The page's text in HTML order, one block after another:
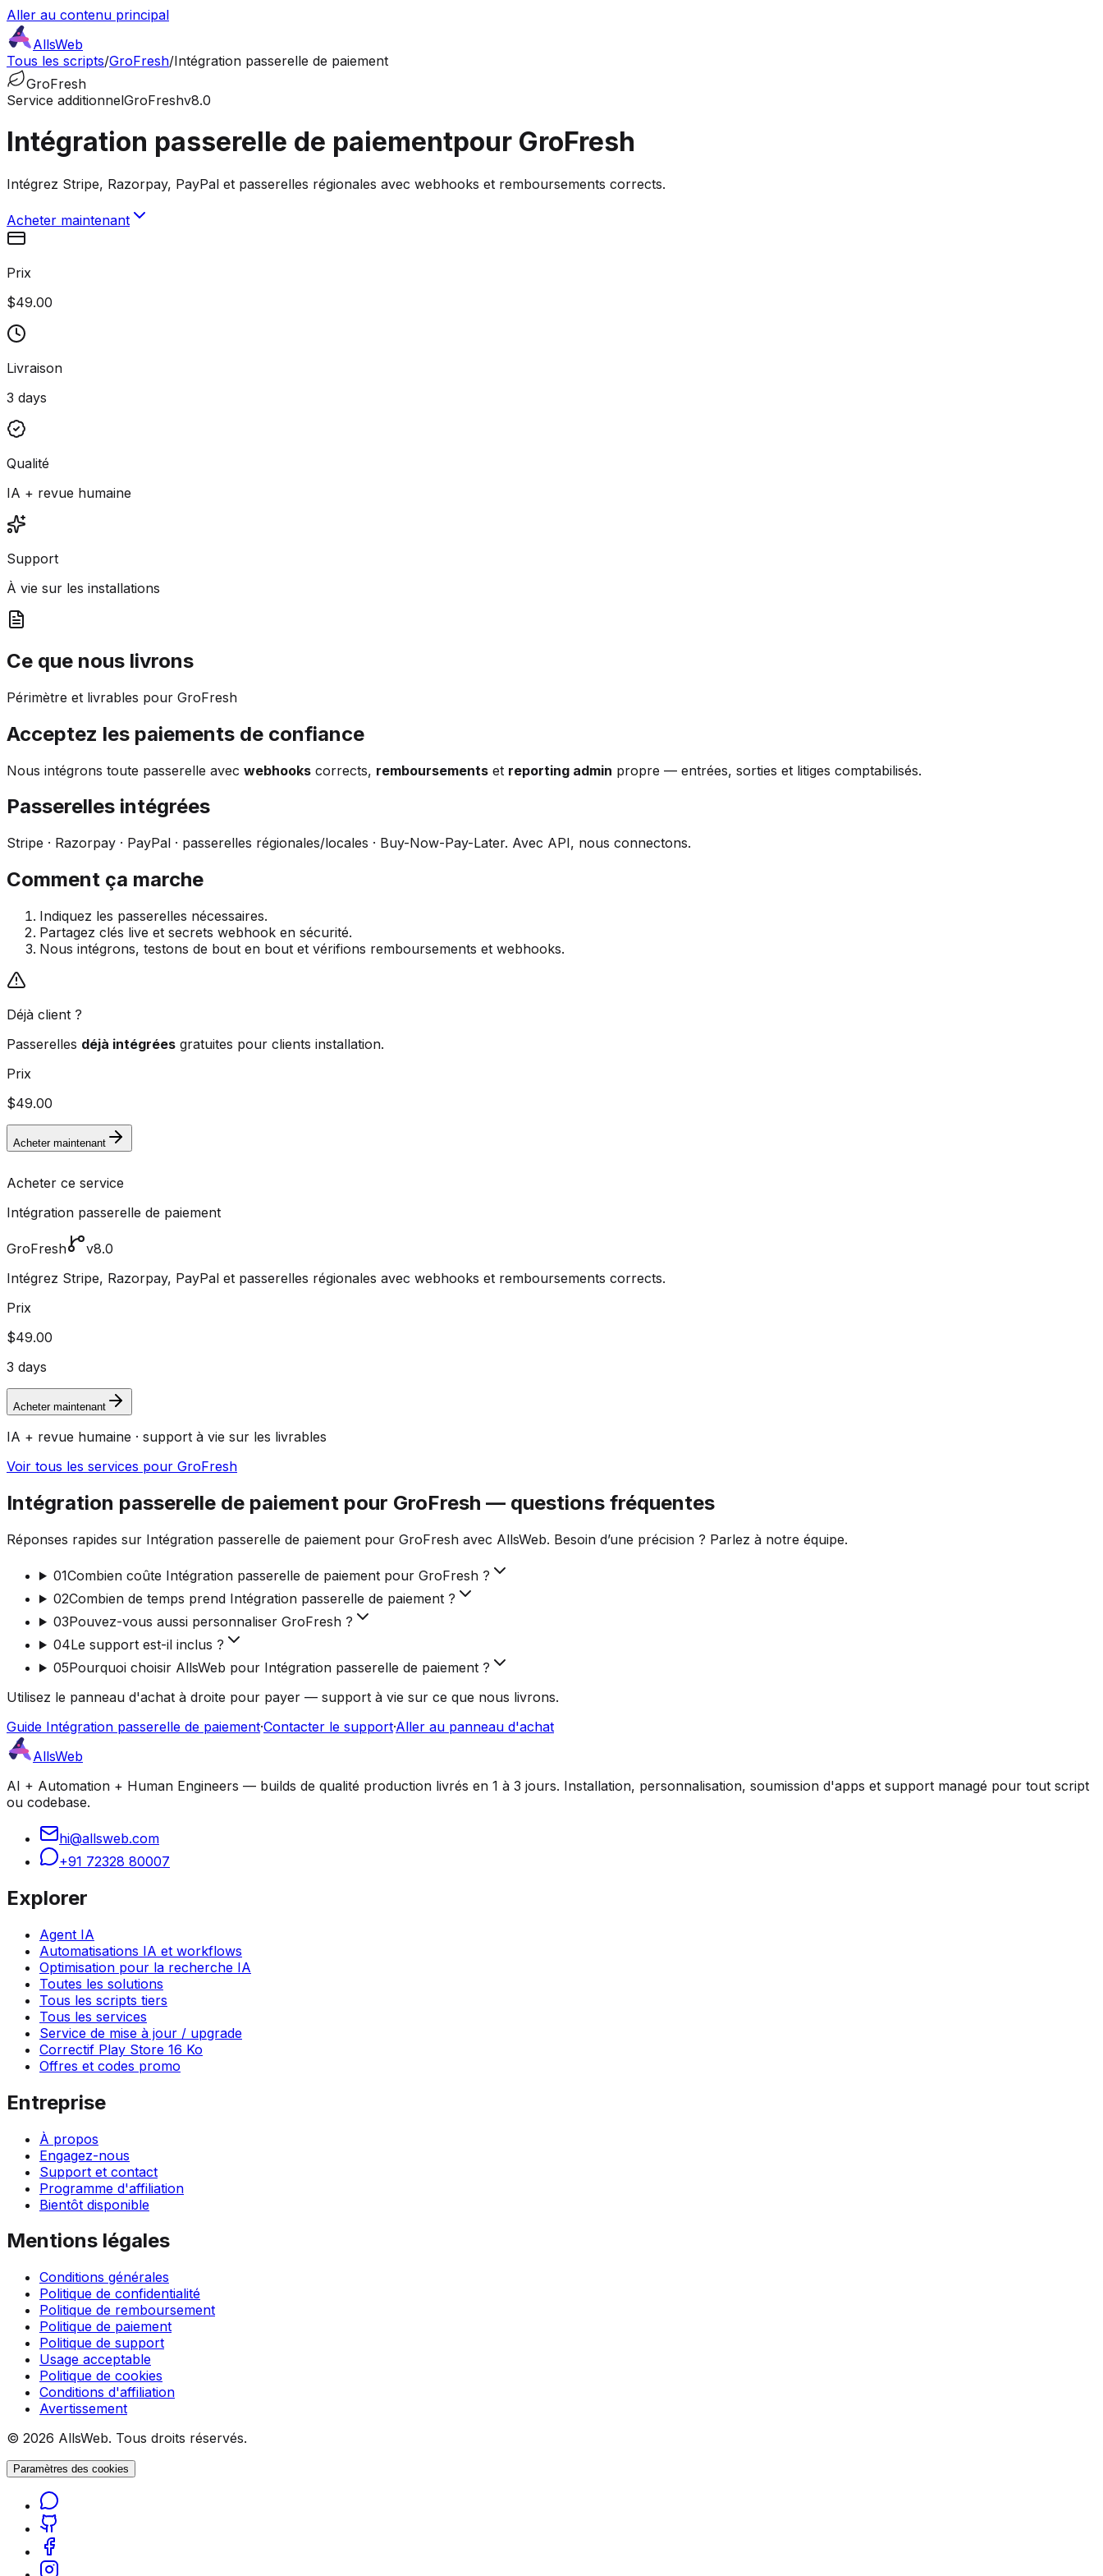
Aller au contenu principal
AllsWeb
Tous les scripts/GroFresh/Intégration passerelle de paiement
GroFresh
Service additionnelGroFreshv8.0
Intégration passerelle de paiementpour GroFresh
Intégrez Stripe, Razorpay, PayPal et passerelles régionales avec webhooks et remboursements corrects.
Acheter maintenant
Prix
$49.00
Livraison
3 days
Qualité
IA + revue humaine
Support
À vie sur les installations
Ce que nous livrons
Périmètre et livrables pour GroFresh
Acceptez les paiements de confiance
Nous intégrons toute passerelle avec webhooks corrects, remboursements et reporting admin propre — entrées, sorties et litiges comptabilisés.
Passerelles intégrées
Stripe · Razorpay · PayPal · passerelles régionales/locales · Buy-Now-Pay-Later. Avec API, nous connectons.
Comment ça marche
Indiquez les passerelles nécessaires.
Partagez clés live et secrets webhook en sécurité.
Nous intégrons, testons de bout en bout et vérifions remboursements et webhooks.
Déjà client ?
Passerelles déjà intégrées gratuites pour clients installation.
Prix
$49.00
Acheter maintenant
Acheter ce service
Intégration passerelle de paiement
GroFresh
v8.0
Intégrez Stripe, Razorpay, PayPal et passerelles régionales avec webhooks et remboursements corrects.
Prix
$49.00
3 days
Acheter maintenant
IA + revue humaine · support à vie sur les livrables
Voir tous les services pour GroFresh
Intégration passerelle de paiement pour GroFresh — questions fréquentes
Réponses rapides sur Intégration passerelle de paiement pour GroFresh avec AllsWeb. Besoin d’une précision ? Parlez à notre équipe.
01Combien coûte Intégration passerelle de paiement pour GroFresh ?
02Combien de temps prend Intégration passerelle de paiement ?
03Pouvez-vous aussi personnaliser GroFresh ?
04Le support est-il inclus ?
05Pourquoi choisir AllsWeb pour Intégration passerelle de paiement ?
Utilisez le panneau d'achat à droite pour payer — support à vie sur ce que nous livrons.
Guide Intégration passerelle de paiement·Contacter le support·Aller au panneau d'achat
AllsWeb
AI + Automation + Human Engineers — builds de qualité production livrés en 1 à 3 jours. Installation, personnalisation, soumission d'apps et support managé pour tout script
ou codebase.
hi@allsweb.com
+91 72328 80007
Explorer
Agent IA
Automatisations IA et workflows
Optimisation pour la recherche IA
Toutes les solutions
Tous les scripts tiers
Tous les services
Service de mise à jour / upgrade
Correctif Play Store 16 Ko
Offres et codes promo
Entreprise
À propos
Engagez-nous
Support et contact
Programme d'affiliation
Bientôt disponible
Mentions légales
Conditions générales
Politique de confidentialité
Politique de remboursement
Politique de paiement
Politique de support
Usage acceptable
Politique de cookies
Conditions d'affiliation
Avertissement
© 2026 AllsWeb. Tous droits réservés.
Paramètres des cookies